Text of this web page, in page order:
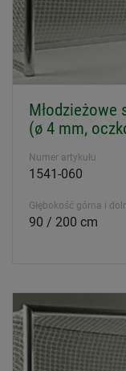
Młodzieżowe
(ø 4 mm,
Numer artykułu
1541-060
Głębokość górna i
90 / 200 cm